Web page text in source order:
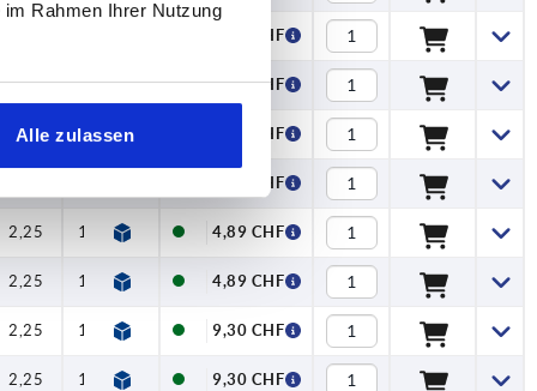
Rahmen Ihrer Nutzung
Alle zulassen
8,08 CHF
2,25 13,25 8,08 CHF
2,25 13,25 4,89 CHF
4,89 CHF
2,25 13,25 4,89 CHF
2,25 13,25 4,89 CHF
2,25 13,25 9,30 CHF
2,25 13,25 9,30 CHF